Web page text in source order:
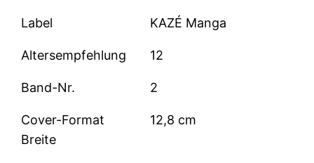
Label KAZÉ Manga
Altersempfehlung 12
Band-Nr. 2
Cover-Format
Breite
12,8 cm